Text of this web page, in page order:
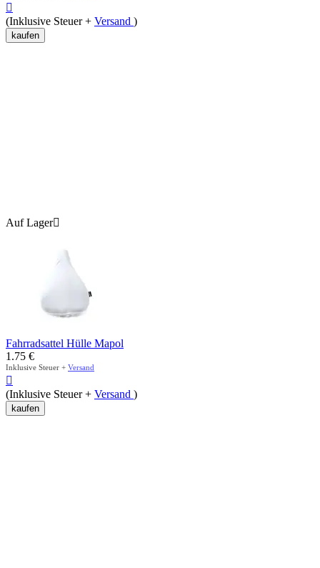

(Inklusive Steuer + Versand )
kaufen
Auf Lager
Fahrradsattel Hülle Mapol
1.75 €
Inklusive Steuer + Versand

(Inklusive Steuer + Versand )
kaufen